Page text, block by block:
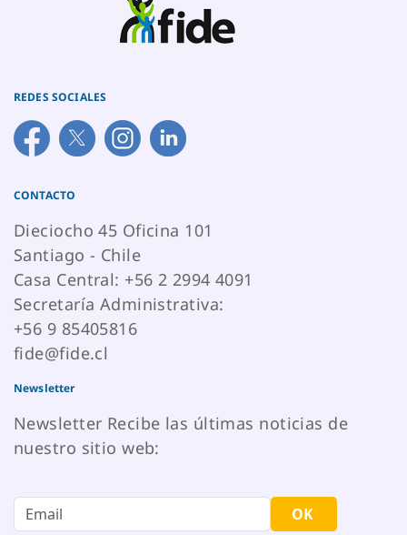
REDES SOCIALES
CONTACTO
Dieciocho 45 Oficina 101
Santiago - Chile
Casa Central: +56 2 2994 4091
Secretaría Administrativa:
+56 9 85405816
fide@fide.cl
Newsletter
Newsletter Recibe las últimas noticias de
nuestro sitio web:
OK